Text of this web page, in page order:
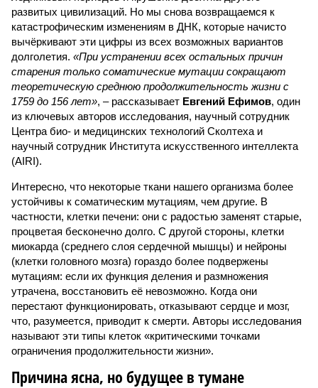
развитых цивилизаций. Но мы снова возвращаемся к
катастрофическим изменениям в ДНК, которые начисто
вычёркивают эти цифры из всех возможных вариантов
долголетия. «При устранении всех остальных причин
старения только соматические мутации сокращают
теоретическую среднюю продолжительность жизни с
1759 до 156 лет», – рассказывает Евгений Ефимов, один
из ключевых авторов исследования, научный сотрудник
Центра био- и медицинских технологий Сколтеха и
научный сотрудник Института искусственного интеллекта
(AIRI).
Интересно, что некоторые ткани нашего организма более
устойчивы к соматическим мутациям, чем другие. В
частности, клетки печени: они с радостью заменят старые,
процветая бесконечно долго. С другой стороны, клетки
миокарда (среднего слоя сердечной мышцы) и нейроны
(клетки головного мозга) гораздо более подвержены
мутациям: если их функция деления и размножения
утрачена, восстановить её невозможно. Когда они
перестают функционировать, отказывают сердце и мозг,
что, разумеется, приводит к смерти. Авторы исследования
называют эти типы клеток «критическими точками
ограничения продолжительности жизни».
Причина ясна, но будущее в тумане